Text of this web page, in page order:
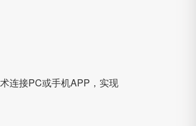
连接PC或手机APP，实现